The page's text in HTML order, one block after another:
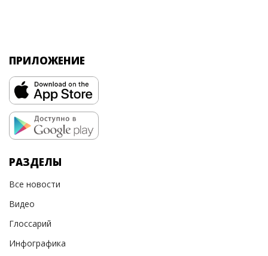
ПРИЛОЖЕНИЕ
РАЗДЕЛЫ
Все новости
Видео
Глоссарий
Инфографика